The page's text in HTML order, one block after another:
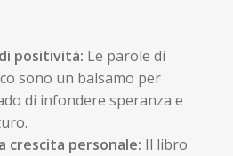
positività: Le parole di
sono un balsamo per
di infondere speranza e
crescita personale: Il libro